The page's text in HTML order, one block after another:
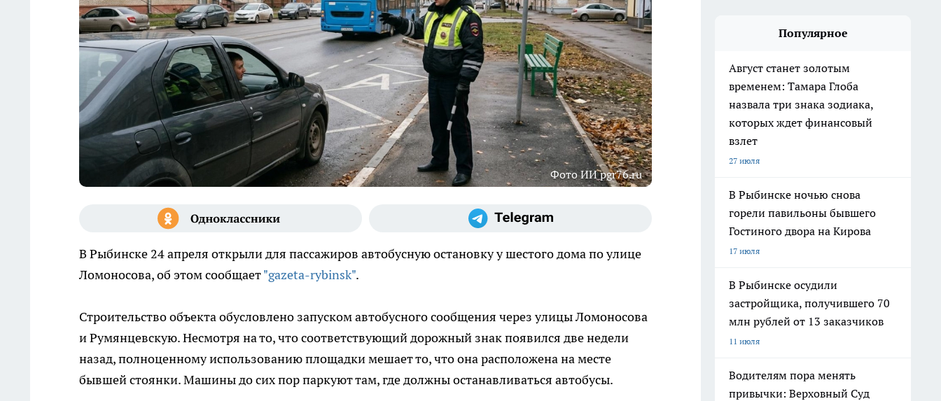
Фото ИИ pgr76.ru
В Рыбинске 24 апреля открыли для пассажиров автобусную остановку у шестого дома по улице
Ломоносова, об этом сообщает"gazeta-rybinsk".
Строительство объекта обусловлено запуском автобусного сообщения через улицы Ломоносова
и Румянцевскую. Несмотря на то, что соответствующий дорожный знак появился две недели
назад, полноценному использованию площадки мешает то, что она расположена на месте
бывшей стоянки. Машины до сих пор паркуют там, где должны останавливаться автобусы.
Популярное
Август станет золотым
временем: Тамара Глоба
назвала три знака зодиака,
которых ждет финансовый
взлет
27 июля
В Рыбинске ночью снова
горели павильоны бывшего
Гостиного двора на Кирова
17 июля
В Рыбинске осудили
застройщика, получившего 70
млн рублей от 13 заказчиков
11 июля
Водителям пора менять
привычки: Верховный Суд